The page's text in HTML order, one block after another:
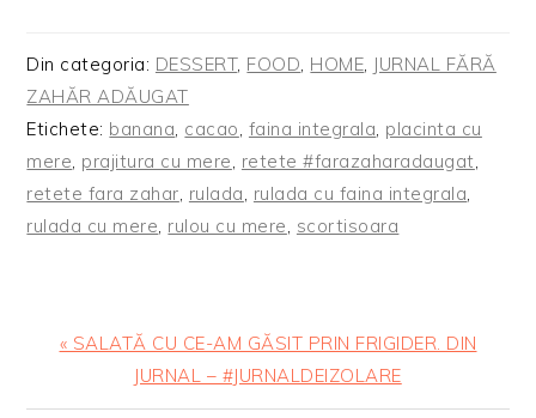
Din categoria: DESSERT, FOOD, HOME, JURNAL FĂRĂ
ZAHĂR ADĂUGAT
Etichete: banana, cacao, faina integrala, placinta cu
mere, prajitura cu mere, retete #farazaharadaugat,
retete fara zahar, rulada, rulada cu faina integrala,
rulada cu mere, rulou cu mere, scortisoara
Articol
« SALATĂ CU CE-AM GĂSIT PRIN FRIGIDER. DIN
JURNAL – #JURNALDEIZOLARE